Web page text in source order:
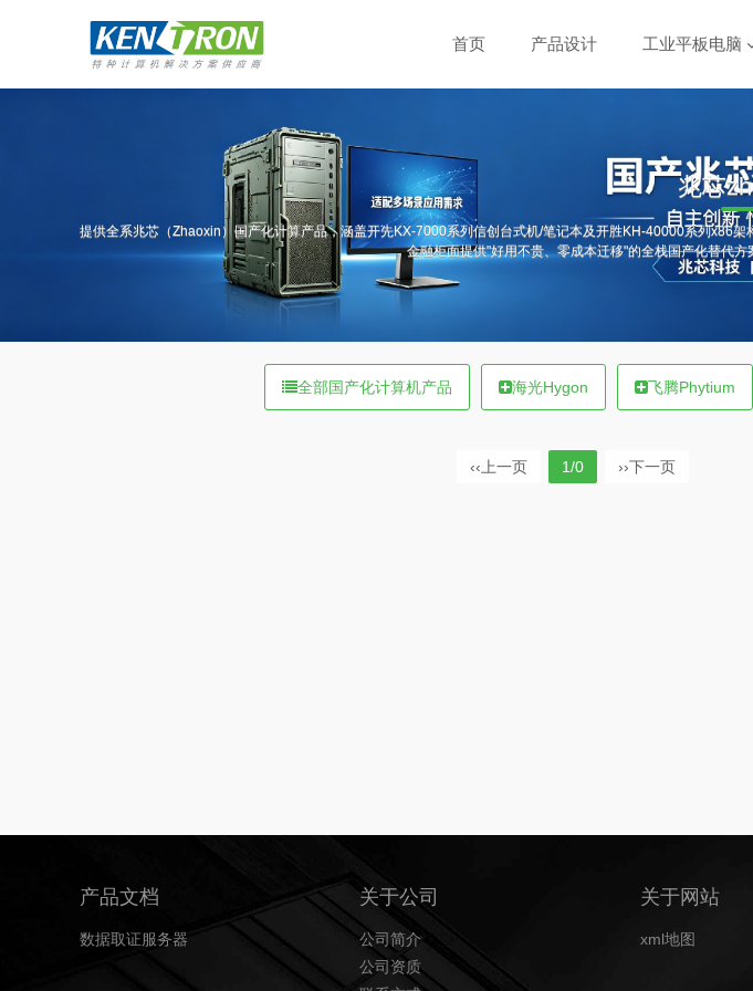
首页 产品设计 工业平板电脑
兆芯
提供全系兆芯（Zhaoxin）国产化计算产品，涵盖开先KX-7000系列信创台式机/笔记本及开胜KH-40000系列x86
金融柜面提供"好用不贵、零成本迁移"的全栈国产化替代
全部国产化计算机产品 海光Hygon 飞腾Phytium
‹‹ 上一页 1/0 ››下一页
产品文档
数据取证服务器
关于公司
公司简介
公司资质
关于网站
xml地图